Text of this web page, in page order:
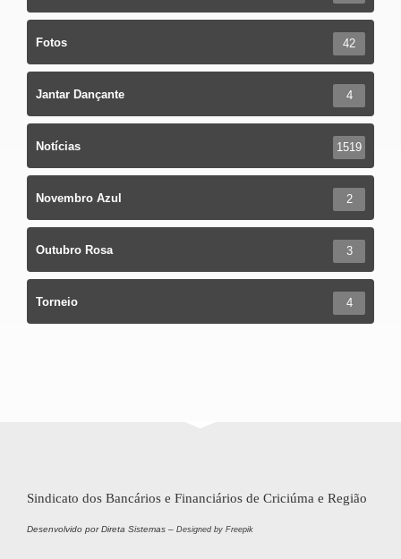
Fotos 42
Jantar Dançante 4
Notícias 1519
Novembro Azul 2
Outubro Rosa 3
Torneio 4
Sindicato dos Bancários e Financiários de Criciúma e Região
Desenvolvido por Direta Sistemas – Designed by Freepik